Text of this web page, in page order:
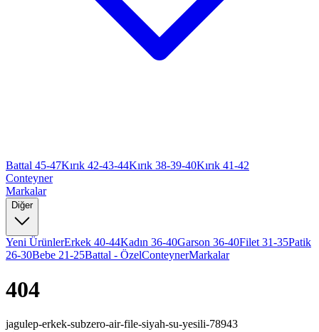
Battal 45-47Kırık 42-43-44Kırık 38-39-40Kırık 41-42
Conteyner
Markalar
Diğer
Yeni ÜrünlerErkek 40-44Kadın 36-40Garson 36-40Filet 31-35Patik
26-30Bebe 21-25Battal - ÖzelConteynerMarkalar
404
jagulep-erkek-subzero-air-file-siyah-su-yesili-78943